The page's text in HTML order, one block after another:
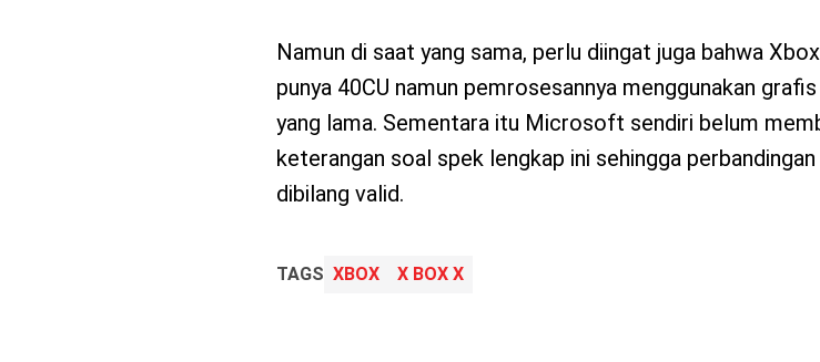
Namun di saat yang sama, perlu diingat juga bahwa
punya 40CU namun pemrosesannya menggunakan
yang lama. Sementara itu Microsoft sendiri belum
keterangan soal spek lengkap ini sehingga
dibilang valid.
TAGS XBOX X BOX X